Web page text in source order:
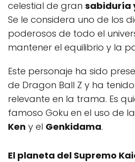
celestial de gran sabiduría
Se le considera uno de los
poderosos de todo el
mantener el equilibrio y la
Este personaje ha sido
de Dragon Ball Z y ha
relevante en la trama. Es
famoso Goku en el uso de
Ken y el Genkidama.
El planeta del Supremo